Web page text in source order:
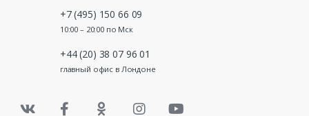
+7 (495) 150 66 09
10:00 – 20:00 по Мск
+44 (20) 38 07 96 01
главный офис в Лондоне